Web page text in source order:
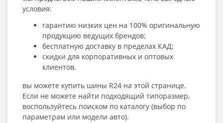
условия:
гарантию низких цен на 100% оригинальную
продукцию ведущих брендов;
бесплатную доставку в пределах КАД;
скидки для корпоративных и оптовых
клиентов.
вы можете купить шины R24 на этой странице.
Если не можете найти подходящий типоразмер,
воспользуйтесь поиском по каталогу (выбор по
параметрам или модели авто).